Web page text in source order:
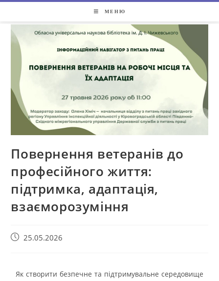
МЕНЮ
Повернення ветеранів до
професійного життя:
підтримка, адаптація,
взаєморозуміння
25.05.2026
Як створити безпечне та підтримувальне середовище